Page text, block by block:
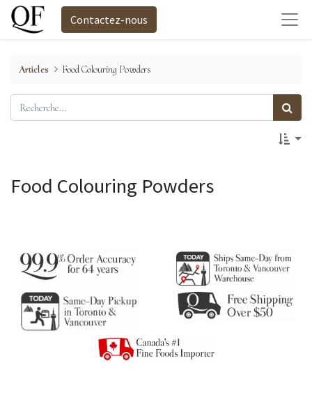
Contactez-nous
Articles Food Colouring Powders
Food Colouring Powders